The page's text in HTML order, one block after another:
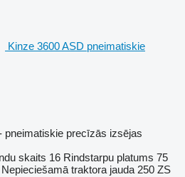
Kinze 3600 ASD pneimatiskie
pneimatiskie precīzās izsējas
skaits 16 Rindstarpu platums 75
Nepieciešamā traktora jauda 250 ZS